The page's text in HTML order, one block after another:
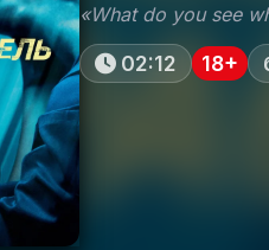
«What do you see
02:12 18+